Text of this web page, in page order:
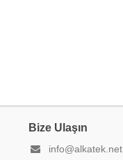
Bize Ulaşın
info@alkatek.net